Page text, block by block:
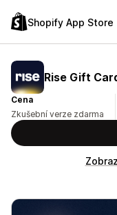
Shopify App Store
Rise Gift
Cena
Zkušební verze zdarma